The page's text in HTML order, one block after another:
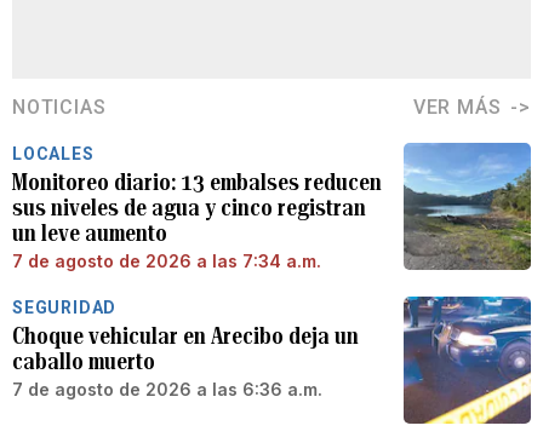
NOTICIAS VER MÁS
LOCALES
Monitoreo diario: 13 embalses reducen
sus niveles de agua y cinco registran
un leve aumento
7 de agosto de 2026 a las 7:34 a.m.
SEGURIDAD
Choque vehicular en Arecibo deja un
caballo muerto
7 de agosto de 2026 a las 6:36 a.m.